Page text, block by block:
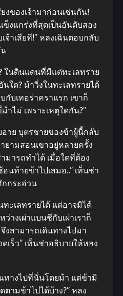
งของเจ้ามาก่อนเช่นกัน!
ข็งแกร่งที่สุดเป็นอันดับสอง
จ้าเสียที!” หลงเฉินตอบกลับ
ในดินแดนที่มีแต่ทะเลทราย
ใด? ม้าวิ่งในทะเลทรายได้
กับเทอร่าคราแรก เขาก็
าไม่ เพราะเหตุใดกัน?”
อาย บุตรชายของข้าผู้นี้กลับ
ยามสอนเขาอยู่หลายครั้ง
มารถทำได้ เมื่อใดที่ต้อง
นท้ายข้าไปเสมอ..” เท็นช่า
กระอ่วน
ทะเลทรายได้ แต่อาจมิได้
างเผ่าแบนชีกับเผ่าเราก็
งสามารถเดินทางไปมา
เร็ว” เท็นช่าอธิบายให้หลง
ทางไปที่นั่นโดยม้า แต่ข้ามิ
ตามข้าไปได้บ้าง?” หลง